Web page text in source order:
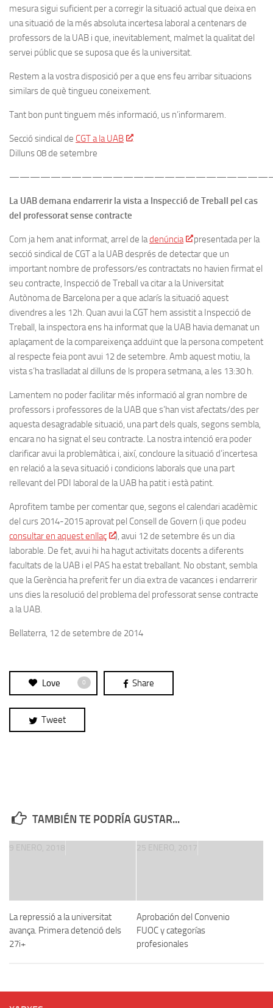
mesura sigui suficient per a corregir la situació actual que deixa en
una situació de la més absoluta incertesa laboral a centenars de
professors de la UAB i que, inevitablement, malmet la qualitat del
servei públic que se suposa que és la universitat.
Restem a la vostra disposició per a que ens feu arribar situacions
similars de què tingueu coneixement.
Tant bon punt tinguem més informació, us n’informarem.
Secció sindical de CGT a la UAB
Dilluns 08 de setembre
La UAB demana endarrerir la vista a Inspecció de Treball pel cas
del professorat sense contracte
Com ja hem anat informat, arrel de ladenúncia
presentada per la
secció sindical de CGT a la UAB després de detectar que un
important nombre de professors/es contractats no havien firmat el
seu contracte, Inspecció de Treball va citar a la Universitat
Autònoma de Barcelona per a que aclarís la situació aquest
divendres a les 12h. Quan avui la CGT hem assistit a Inspecció de
Treball, la inspectora ens ha informat que la UAB havia demanat un
aplaçament de la compareixença adduïnt que la persona competent
al respecte feia pont avui 12 de setembre. Amb aquest motiu, la
vista s’ha traslladat al dilluns de ls propera setmana, a les 13:30 h.
Lamentem no poder facilitar més informació al gran nombre de
professors i professores de la UAB que s’han vist afectats/des per
aquesta desagradable situació, una part dels quals, segons sembla,
encara no ha signat el seu contracte. La nostra intenció era poder
clarificar avui la problemàtica i, així, concloure la situació d’incertesa
en relació a la seva situació i condicions laborals que una part
rellevant del PDI laboral de la UAB ha patit i està patint.
Aprofitem tambe per comentar que, segons el calendari acadèmic
del curs 2014-2015 aprovat pel Consell de Govern (i que podeu
consultar en aquest enllaç
), avui 12 de setembre és un dia
laborable. De fet, avui hi ha hagut activitats docents a diferents
facultats de la UAB i el PAS ha estat treballant. No obstant, sembla
que la Gerència ha preferit fer un dia extra de vacances i endarrerir
uns dies la resolució del problema del professorat sense contracte
a la UAB.
Bellaterra, 12 de setembre de 2014
Love 0 Share
Tweet
TAMBIÉN TE PODRÍA GUSTAR...
La repressió a la universitat
avança. Primera detenció dels
27i+
9 ENERO, 2018
Aprobación del Convenio
FUOC y categorías
profesionales
25 ENERO, 2017